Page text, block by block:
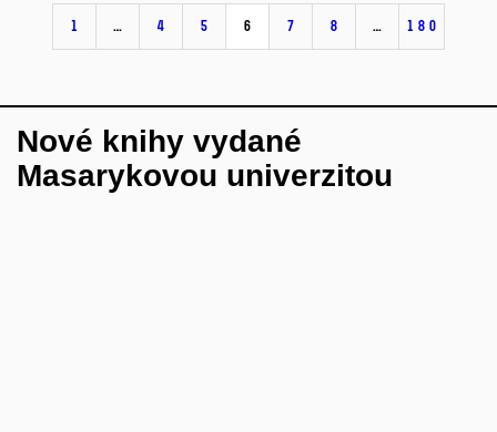
1 … 4 5 6 7 8 … 180
Nové knihy vydané
Masarykovou univerzitou